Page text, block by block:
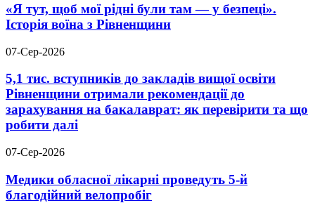
«Я тут, щоб мої рідні були там — у безпеці».
Історія воїна з Рівненщини
07-Сер-2026
5,1 тис. вступників до закладів вищої освіти
Рівненщини отримали рекомендації до
зарахування на бакалаврат: як перевірити та що
робити далі
07-Сер-2026
Медики обласної лікарні проведуть 5-й
благодійний велопробіг